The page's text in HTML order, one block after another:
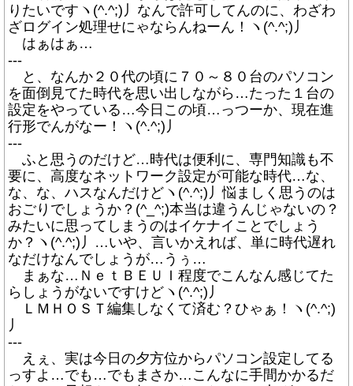
りたいですヽ(^.^;)丿なんで許可してんのに、わざわ
ざログイン処理せにゃならんねーん！ヽ(^.^;)丿
はぁはぁ…
---
と、なんか２０代の頃に７０～８０台のパソコン
を面倒見てた時代を思い出しながら…たった１台の
設定をやっている…今日この頃…っつーか、現在進
行形でんがなー！ヽ(^.^;)丿
---
ふと思うのだけど…時代は便利に、専門知識も不
要に、高度なネットワーク設定が可能な時代…な、
な、な、ハスなんだけどヽ(^.^;)丿悩ましく思うのは
おごりでしょうか？(^_^;)本当は違うんじゃないの？
みたいに思ってしまうのはイケナイことでしょう
か？ヽ(^.^;)丿…いや、言いかえれば、単に時代遅れ
なだけなんでしょうが…うぅ…
まぁな…ＮｅｔＢＥＵＩ程度でこんなん感じてた
らしょうがないですけどヽ(^.^;)丿
ＬＭＨＯＳＴ編集しなくて済む？ひゃぁ！ヽ(^.^;)
丿
---
えぇ、実は今日の夕方位からパソコン設定してる
っすよ…でも…でもまさか…こんなに手間かかるだ